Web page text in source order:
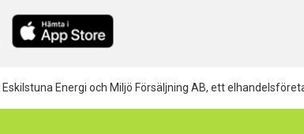
Eskilstuna Energi och Miljö Försäljning AB, ett